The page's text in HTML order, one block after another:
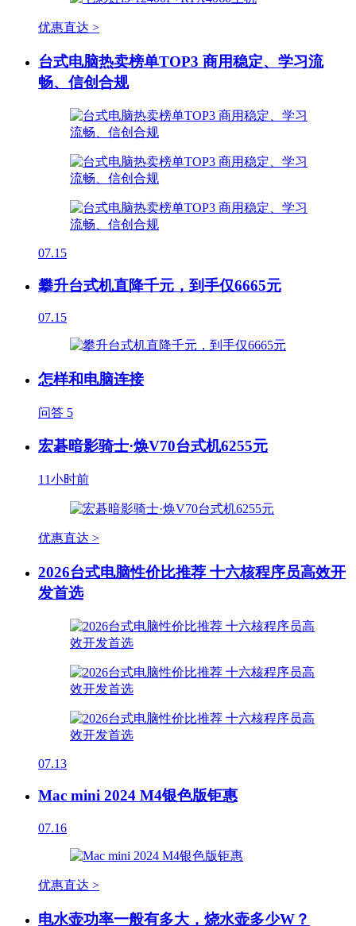
优惠直达 >
台式电脑热卖榜单TOP3 商用稳定、学习流
畅、信创合规
07.15
攀升台式机直降千元，到手仅6665元
07.15
怎样和电脑连接
问答 5
宏碁暗影骑士·焕V70台式机6255元
11小时前
优惠直达 >
2026台式电脑性价比推荐 十六核程序员高效开
发首选
07.13
Mac mini 2024 M4银色版钜惠
07.16
优惠直达 >
电水壶功率一般有多大，烧水壶多少W？